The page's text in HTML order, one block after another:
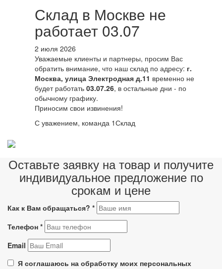
Склад в Москве не
работает 03.07
2 июля 2026
Уважаемые клиенты и партнеры, просим Вас
обратить внимание, что наш склад по адресу: г.
Москва, улица Электродная д.11 временно не
будет работать 03.07.26, в остальные дни - по
обычному графику.
Приносим свои извинения!
С уважением, команда 1Склад
Оставьте заявку на товар и получите
индивидуальное предложение по
срокам и цене
Как к Вам обращаться? *
Телефон *
Email
Я соглашаюсь на обработку моих персональных